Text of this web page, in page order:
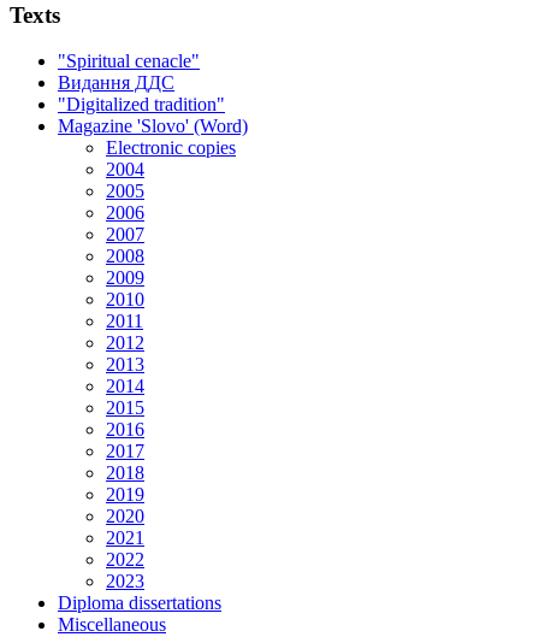
Texts
"Spiritual cenacle"
Видання ДДС
"Digitalized tradition"
Magazine 'Slovo' (Word)
Electronic copies
2004
2005
2006
2007
2008
2009
2010
2011
2012
2013
2014
2015
2016
2017
2018
2019
2020
2021
2022
2023
Diploma dissertations
Miscellaneous